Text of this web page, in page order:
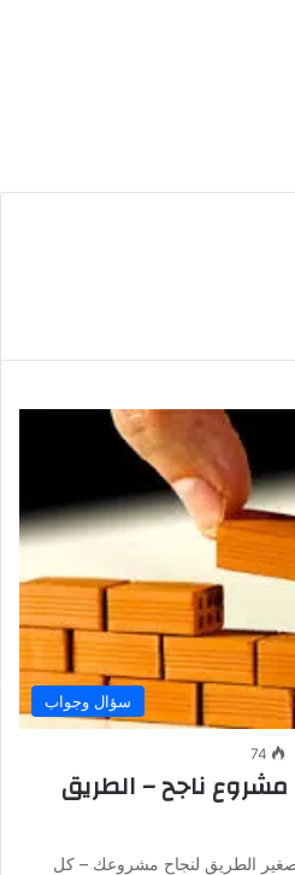
سؤال وجواب
74
ناجح – الطريق
الطريق لنجاح مشروعك – كل